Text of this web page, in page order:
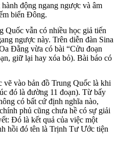
động ngang ngược và âm
biển Đông.
Quốc vẫn có nhiều học giả tiến
ngược này. Trên diễn đàn Sina
Đằng vừa có bài “Cửu đoạn
giữ lại hay xóa bỏ). Bài báo có
vào bản đồ Trung Quốc là khi
đó là đường 11 đoạn). Từ bấy
có bất cứ định nghĩa nào,
phủ cũng chưa hề có sự giải
Đó là kết quả của việc một
hồi đó tên là Trịnh Tư Ước tiện